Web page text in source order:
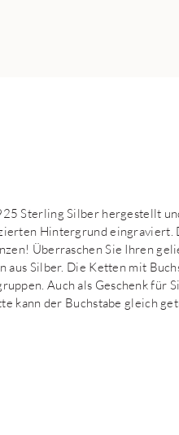
Sterling Silber hergestellt
Hintergrund eingraviert.
Überraschen Sie Ihren
aus Silber. Die Ketten mit
Auch als Geschenk für
kann der Buchstabe gleich